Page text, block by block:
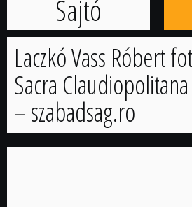
Sajtó
Laczkó Vass Róbert
Sacra
– szabadsag.ro